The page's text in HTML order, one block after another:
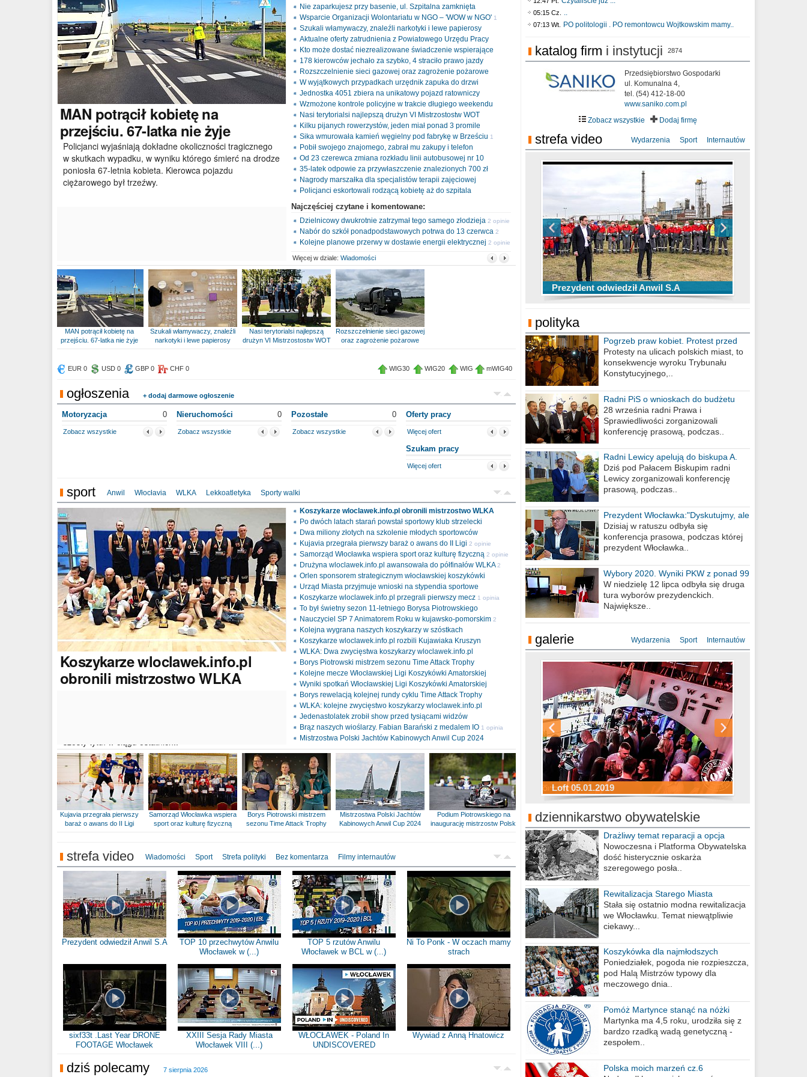
MAN potrącił kobietę na
przejściu. 67-latka nie żyje
Policjanci wyjaśniają dokładne okoliczności tragicznego
w skutkach wypadku, w wyniku którego śmierć na drodze
poniosła 67-letnia kobieta. Kierowca pojazdu
ciężarowego był trzeźwy.
Nie zaparkujesz przy basenie, ul. Szpitalna zamknięta
Wsparcie Organizacji Wolontariatu w NGO – 'WOW w NGO' 1
opinia
Szukali włamywaczy, znaleźli narkotyki i lewe papierosy
Aktualne oferty zatrudnienia z Powiatowego Urzędu Pracy
Kto może dostać niezrealizowane świadczenie wspierające
178 kierowców jechało za szybko, 4 straciło prawo jazdy
Rozszczelnienie sieci gazowej oraz zagrożenie pożarowe
W wyjątkowych przypadkach urzędnik zapuka do drzwi
Jednostka 4051 zbiera na unikatowy pojazd ratowniczy
Wzmożone kontrole policyjne w trakcie długiego weekendu
Nasi terytorialsi najlepszą drużyn VI Mistrzostostw WOT
Kilku pijanych rowerzystów, jeden miał ponad 3 promile
Sika wmurowała kamień węgielny pod fabrykę w Brześciu 1
opinia
Pobił swojego znajomego, zabrał mu zakupy i telefon
Od 23 czerewca zmiana rozkładu linii autobusowej nr 10
35-latek odpowie za przywłaszczenie znalezionych 700 zł
Nagrody marszałka dla specjalistów terapii zajęciowej
Policjanci eskortowali rodzącą kobietę aż do szpitala
Najczęściej czytane i komentowane:
Dzielnicowy dwukrotnie zatrzymał tego samego złodzieja 2 opinie
Nabór do szkół ponadpodstawowych potrwa do 13 czerwca 2
opinie
Kolejne planowe przerwy w dostawie energii elektrycznej 2 opinie
Więcej w dziale: Wiadomości
MAN potrącił kobietę na
przejściu. 67-latka nie żyje
Szukali włamywaczy, znaleźli
narkotyki i lewe papierosy
Nasi terytorialsi najlepszą
drużyn VI Mistrzostostw WOT
Rozszczelnienie sieci gazowej
oraz zagrożenie pożarowe
EUR 0 USD 0 GBP 0 CHF 0 WIG30 WIG20 WIG mWIG40
ogłoszenia + dodaj darmowe ogłoszenie
Motoryzacja 0
Zobacz wszystkie
Nieruchomości 0
Zobacz wszystkie
Pozostałe 0
Zobacz wszystkie
Oferty pracy
Więcej ofert
Szukam pracy
Więcej ofert
sport Anwil Włocłavia WLKA Lekkoatletyka Sporty walki
Koszykarzewloclawek.info.pl
obronili mistrzostwo WLKA
Koszykarze wloclawek.info.pl obronili mistrzostwo WLKA
Po dwóch latach starań powstał sportowy klub strzelecki
Dwa miliony złotych na szkolenie młodych sportowców
Kujavia przegrała pierwszy baraż o awans do II Ligi 2 opinie
Samorząd Włocławka wspiera sport oraz kulturę fizyczną 2 opinie
Drużyna wloclawek.info.pl awansowała do półfinałów WLKA 2
opinie
Orlen sponsorem strategicznym włocławskiej koszykówki
Urząd Miasta przyjmuje wnioski na stypendia sportowe
Koszykarze wloclawek.info.pl przegrali pierwszy mecz 1 opinia
To był świetny sezon 11-letniego Borysa Piotrowskiego
Nauczyciel SP 7 Animatorem Roku w kujawsko-pomorskim 2
opinie
Kolejna wygrana naszych koszykarzy w szóstkach
Koszykarze wloclawek.info.pl rozbili Kujawiaka Kruszyn
WLKA: Dwa zwycięstwa koszykarzy wloclawek.info.pl
Borys Piotrowski mistrzem sezonu Time Attack Trophy
Kolejne mecze Włocławskiej Ligi Koszykówki Amatorskiej
Wyniki spotkań Włocławskiej Ligi Koszykówki Amatorskiej
Borys rewelacją kolejnej rundy cyklu Time Attack Trophy
WLKA: kolejne zwycięstwo koszykarzy wloclawek.info.pl
Jedenastolatek zrobił show przed tysiącami widzów
Brąz naszych wioślarzy. Fabian Barański z medalem IO 1 opinia
Mistrzostwa Polski Jachtów Kabinowych Anwil Cup 2024
Kujavia przegrała pierwszy
baraż o awans do II Ligi
Samorząd Włocławka wspiera
sport oraz kulturę fizyczną
Borys Piotrowski mistrzem
sezonu Time Attack Trophy
Mistrzostwa Polski Jachtów
Kabinowych Anwil Cup 2024
Podium Piotrowskiego na
inaugurację mistrzostw Polski
strefa video Wiadomości Sport Strefa polityki Bez komentarza Filmy internautów
Prezydent odwiedził Anwil S.A
TOP 10 przechwytów Anwilu
Włocławek w (...)
TOP 5 rzutów Anwilu
Włocławek w BCL w (...)
Ni To Ponk - W oczach mamy
strach
sixf33t .Last Year DRONE
FOOTAGE Włocławek
XXIII Sesja Rady Miasta
Włocławek VIII (...)
WŁOCŁAWEK - Poland In
UNDISCOVERED
Wywiad z Anną Hnatowicz
dziś polecamy 7 sierpnia 2026
05:15 Cz. ..
07:13 Wt. PO politologii . PO remontowcu Wojtkowskim mamy..
katalog firm i instytucji 2874
Przedsiębiorstwo Gospodarki
ul. Komunalna 4,
tel. (54) 412-18-00
www.saniko.com.pl
Zobacz wszystkie
Dodaj firmę
strefa video Wydarzenia Sport Internautów
Prezydent odwiedził Anwil S.A
TOP 10 przechwytów Anwilu Włocławek
w EBL w sezonie 2019/2020
TOP 5 rzutów Anwilu Włocławek w BCL
w sezonie 2019/2020
Ni To Ponk - W oczach mamy strach
sixf33t .Last Year DRONE FOOTAGE
Włocławek
XXIII Sesja Rady Miasta Włocławek VIII
kadencji w dniu 09.06.2020 r.
polityka
Pogrzeb praw kobiet. Protest przed
biurem poselskim PiS
Protesty na ulicach polskich miast, to
konsekwencje wyroku Trybunału
Konstytucyjnego,..
Radni PiS o wnioskach do budżetu
miasta na 2021 rok
28 września radni Prawa i
Sprawiedliwości zorganizowali
konferencję prasową, podczas..
Radni Lewicy apelują do biskupa A.
Wiesława Meringa
Dziś pod Pałacem Biskupim radni
Lewicy zorganizowali konferencję
prasową, podczas..
Prezydent Włocławka:"Dyskutujmy, ale
nie obrażajmy się”
Dzisiaj w ratuszu odbyła się
konferencja prasowa, podczas której
prezydent Włocławka..
Wybory 2020. Wyniki PKW z ponad 99
procent obwodów
W niedzielę 12 lipca odbyła się druga
tura wyborów prezydenckich.
Największe..
galerie Wydarzenia Sport Internautów
Loft 05.01.2019
Sylwester Podgrodzie 31.12.2018
Sylwester Pensjonat Michelin 31.12.2018
Sylwester Hotel Młyn 31.12.2018
Sylwester Miejski 31.12.2018
Sylwester Loft 31.12.2018
dziennikarstwo obywatelskie
Drażliwy temat reparacji a opcja
berlińska
Nowoczesna i Platforma Obywatelska
dość histerycznie oskarża
szeregowego posła..
Rewitalizacja Starego Miasta
Stała się ostatnio modna rewitalizacja
we Włocławku. Temat niewątpliwie
ciekawy...
Koszykówka dla najmłodszych
Poniedziałek, pogoda nie rozpieszcza,
pod Halą Mistrzów typowy dla
meczowego dnia..
Pomóż Martynce stanąć na nóżki
Martynka ma 4,5 roku, urodziła się z
bardzo rzadką wadą genetyczną -
zespołem..
Polska moich marzeń cz.6